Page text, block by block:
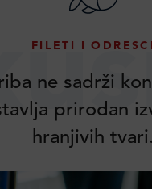
FILETI I ODRESCI
ne sadrži
prirodan
hranjivih tvari.